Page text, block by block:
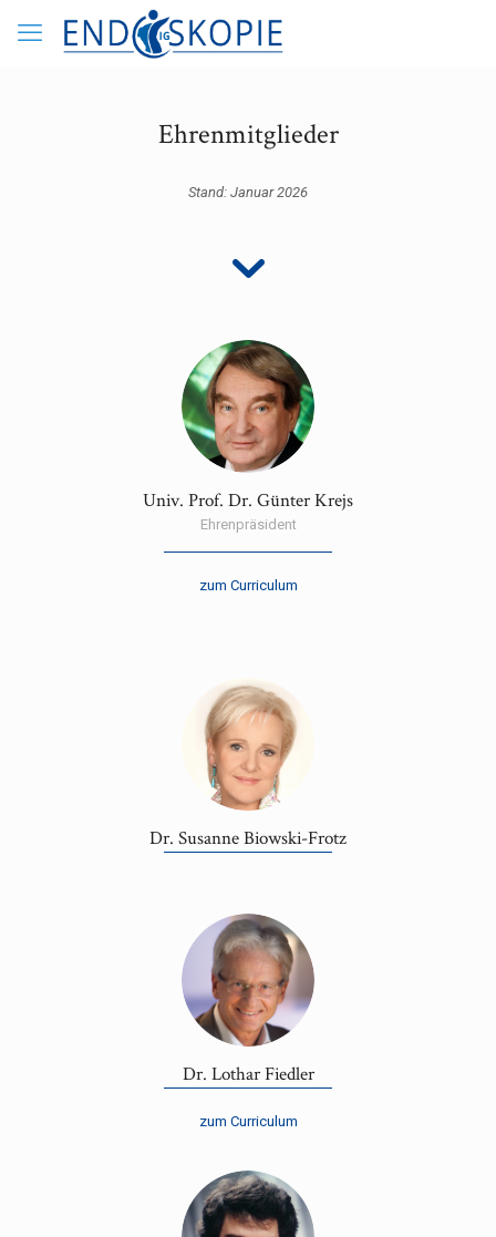
Ehrenmitglieder
Stand: Januar 2026
Univ. Prof. Dr. Günter Krejs
Ehrenpräsident
zum Curriculum
Dr. Susanne Biowski-Frotz
Dr. Lothar Fiedler
zum Curriculum